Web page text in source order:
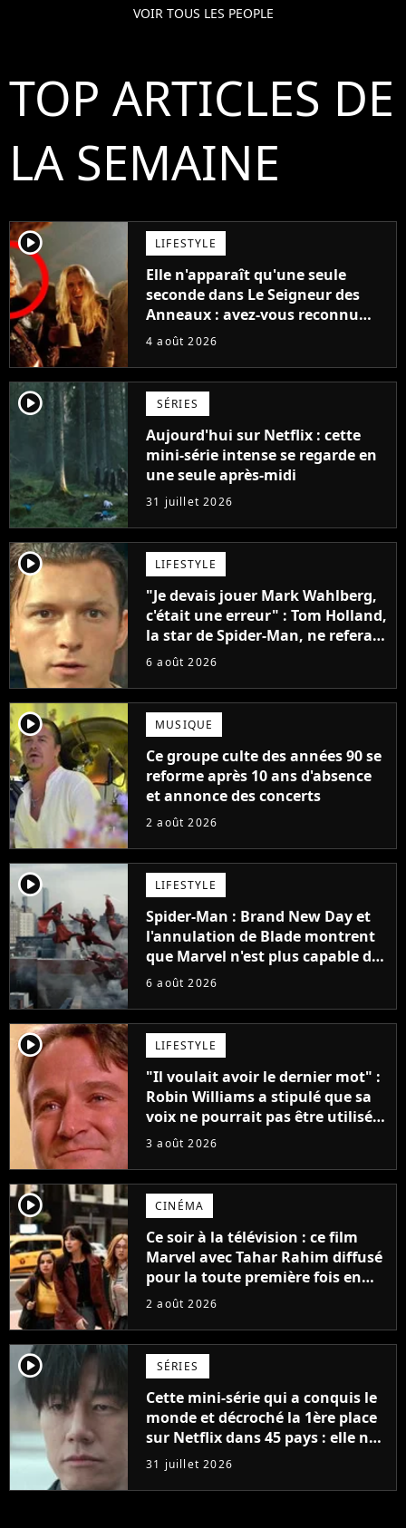
VOIR TOUS LES PEOPLE
TOP ARTICLES DE
LA SEMAINE
player2 LIFESTYLE
Elle n'apparaît qu'une seule
seconde dans Le Seigneur des
Anneaux : avez-vous reconnu
cette légende du cinéma dans la
4 août 2026
player2 SÉRIES
Aujourd'hui sur Netflix : cette
mini-série intense se regarde en
une seule après-midi
31 juillet 2026
player2 LIFESTYLE
"Je devais jouer Mark Wahlberg,
c'était une erreur" : Tom Holland,
la star de Spider-Man, ne referait
pas ce blockbuster
6 août 2026
player2 MUSIQUE
Ce groupe culte des années 90 se
reforme après 10 ans d'absence
et annonce des concerts
2 août 2026
player2 LIFESTYLE
Spider-Man : Brand New Day et
l'annulation de Blade montrent
que Marvel n'est plus capable de
faire quoi que ce soit de simple
6 août 2026
player2 LIFESTYLE
"Il voulait avoir le dernier mot" :
Robin Williams a stipulé que sa
voix ne pourrait pas être utilisée
avant 2039, pourtant Disney
inédits
3 août 2026
player2 CINÉMA
Ce soir à la télévision : ce film
Marvel avec Tahar Rahim diffusé
pour la toute première fois en
France
2 août 2026
player2 SÉRIES
Cette mini-série qui a conquis le
monde et décroché la 1ère place
sur Netflix dans 45 pays : elle ne
compte que 10 épisodes et c'est
un phénomène mondial
31 juillet 2026